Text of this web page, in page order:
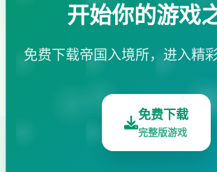
开始你的游戏
免费下载帝国入境所，进入精
免费下载
完整版游戏